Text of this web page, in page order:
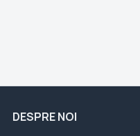
DESPRE NOI